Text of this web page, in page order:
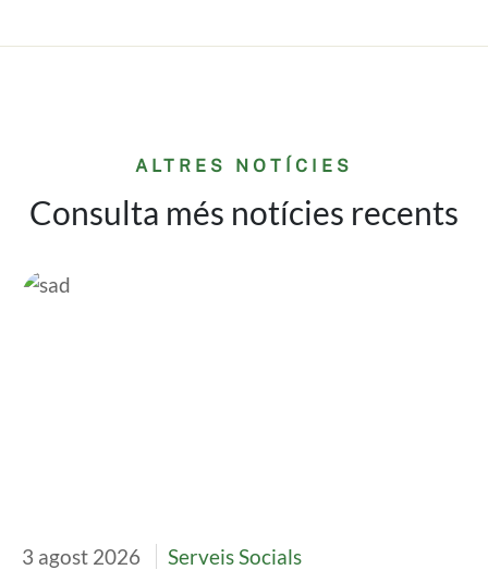
ALTRES NOTÍCIES
Consulta més notícies recents
Imatge
3 agost 2026 Serveis Socials